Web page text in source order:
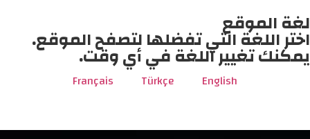
لغة الموقع
اختر اللغة التي تفضلها لتصفح الموقع.
يمكنك تغيير اللغة في أي وقت.
English
Türkçe
Français